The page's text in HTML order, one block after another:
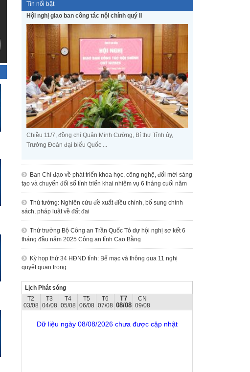
Tin nổi bật
Hội nghị giao ban công tác nội chính quý II
Chiều 11/7, đồng chí Quản Minh Cường, Bí thư Tỉnh ủy,
Trưởng Đoàn đại biểu Quốc ...
Ban Chỉ đạo về phát triển khoa học, công nghệ, đổi mới sáng
tạo và chuyển đổi số tỉnh triển khai nhiệm vụ 6 tháng cuối năm
Thủ tướng: Nghiên cứu đề xuất điều chỉnh, bổ sung chính
sách, pháp luật về đất đai
Thứ trưởng Bộ Công an Trần Quốc Tỏ dự hội nghị sơ kết 6
tháng đầu năm 2025 Công an tỉnh Cao Bằng
Kỳ họp thứ 34 HĐND tỉnh: Bế mạc và thông qua 11 nghị
quyết quan trọng
Lịch Phát sóng
T2
03/08
T3
04/08
T4
05/08
T5
06/08
T6
07/08
T7
08/08
CN
09/08
Dữ liệu ngày 08/08/2026 chưa được cập nhật